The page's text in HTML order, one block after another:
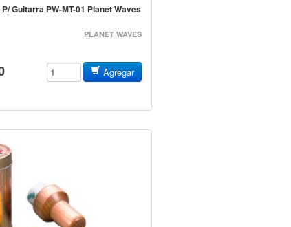
Guitarra PW-MT-01 Planet Waves
PLANET WAVES
Agregar